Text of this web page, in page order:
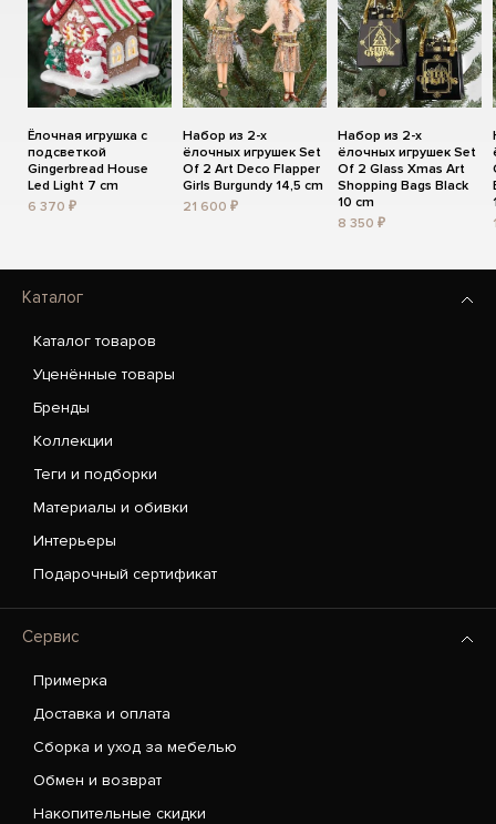
Ёлочная игрушка с
подсветкой
Gingerbread House
Led Light 7 cm
6 370 ₽
Набор из 2-х
ёлочных игрушек Set
Of 2 Art Deco Flapper
Girls Burgundy 14,5 cm
21 600 ₽
Набор из 2-х
ёлочных игрушек Set
Of 2 Glass Xmas Art
Shopping Bags Black
10 cm
8 350 ₽
Каталог
Каталог товаров
Уценённые товары
Бренды
Коллекции
Теги и подборки
Материалы и обивки
Интерьеры
Подарочный сертификат
Сервис
Примерка
Доставка и оплата
Сборка и уход за мебелью
Обмен и возврат
Накопительные скидки